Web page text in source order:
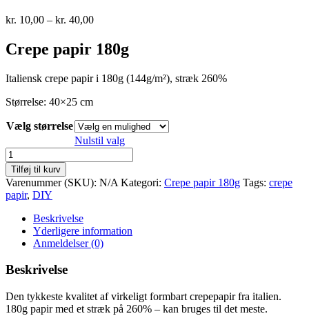
kr. 10,00 – kr. 40,00Prisinterval:
til
kr. 40,00
Crepe papir 180g
Italiensk crepe papir i 180g (144g/m²), stræk 260%
Størrelse: 40×25 cm
Vælg størrelse
Nulstil valg
Crepepapir
180g
-
enkelt
rulle
cardinal
antal
Tilføj til kurv
Varenummer (SKU): N/A Kategori: Crepe papir 180g Tags: crepe
papir, DIY
Beskrivelse
Yderligere information
Anmeldelser (0)
Beskrivelse
Den tykkeste kvalitet af virkeligt formbart crepepapir fra italien.
180g papir med et stræk på 260% – kan bruges til det meste.